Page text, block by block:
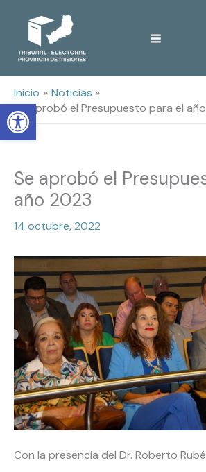
Open toolbar
Inicio
Noticias
Se aprobó el Presupuesto para el
Se aprobó el
año 2023
14 octubre, 2022
Con la presencia del Dr. Roberto